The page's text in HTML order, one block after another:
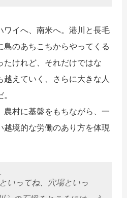
イへ、南米へ。港川と長毛
島のあちこちからやってくる
たけれど、それだけではな
越えていく、さらに大きな人
村に基盤をもちながら、一
境的な労働のあり方を体現
いってね、穴場といっ